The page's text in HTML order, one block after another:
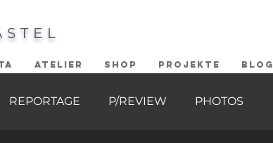
ATELIER SHOP PROJEKTE BLOG
REPORTAGE P/REVIEW PHOTOS